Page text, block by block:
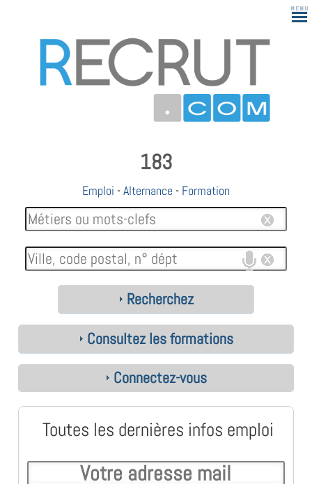
183
Emploi -Alternance - Formation
Recherchez
Consultez les formations
Connectez-vous
Toutes les dernières infos emploi